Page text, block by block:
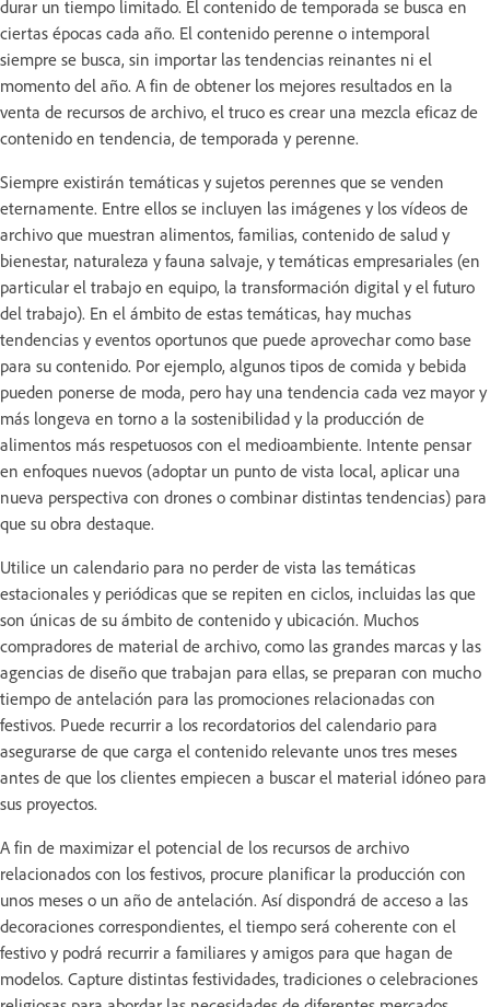
durar un tiempo limitado. El contenido de temporada se busca en
ciertas épocas cada año. El contenido perenne o intemporal
siempre se busca, sin importar las tendencias reinantes ni el
momento del año. A fin de obtener los mejores resultados en la
venta de recursos de archivo, el truco es crear una mezcla eficaz de
contenido en tendencia, de temporada y perenne.
Siempre existirán temáticas y sujetos perennes que se venden
eternamente. Entre ellos se incluyen las imágenes y los vídeos de
archivo que muestran alimentos, familias, contenido de salud y
bienestar, naturaleza y fauna salvaje, y temáticas empresariales (en
particular el trabajo en equipo, la transformación digital y el futuro
del trabajo). En el ámbito de estas temáticas, hay muchas
tendencias y eventos oportunos que puede aprovechar como base
para su contenido. Por ejemplo, algunos tipos de comida y bebida
pueden ponerse de moda, pero hay una tendencia cada vez mayor y
más longeva en torno a la sostenibilidad y la producción de
alimentos más respetuosos con el medioambiente. Intente pensar
en enfoques nuevos (adoptar un punto de vista local, aplicar una
nueva perspectiva con drones o combinar distintas tendencias) para
que su obra destaque.
Utilice un calendario para no perder de vista las temáticas
estacionales y periódicas que se repiten en ciclos, incluidas las que
son únicas de su ámbito de contenido y ubicación. Muchos
compradores de material de archivo, como las grandes marcas y las
agencias de diseño que trabajan para ellas, se preparan con mucho
tiempo de antelación para las promociones relacionadas con
festivos. Puede recurrir a los recordatorios del calendario para
asegurarse de que carga el contenido relevante unos tres meses
antes de que los clientes empiecen a buscar el material idóneo para
sus proyectos.
A fin de maximizar el potencial de los recursos de archivo
relacionados con los festivos, procure planificar la producción con
unos meses o un año de antelación. Así dispondrá de acceso a las
decoraciones correspondientes, el tiempo será coherente con el
festivo y podrá recurrir a familiares y amigos para que hagan de
modelos. Capture distintas festividades, tradiciones o celebraciones